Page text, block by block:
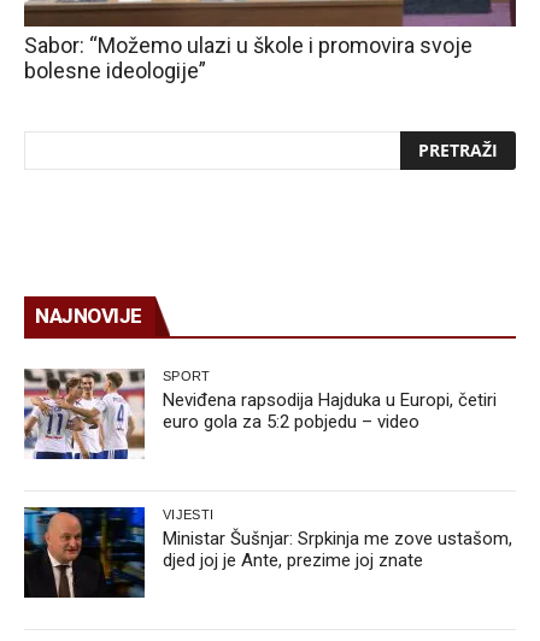
Sabor: “Možemo ulazi u škole i promovira svoje
bolesne ideologije”
NAJNOVIJE
SPORT
Neviđena rapsodija Hajduka u Europi, četiri
euro gola za 5:2 pobjedu – video
VIJESTI
Ministar Šušnjar: Srpkinja me zove ustašom,
djed joj je Ante, prezime joj znate